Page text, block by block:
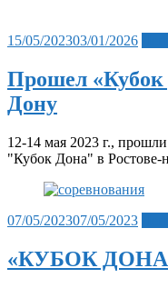
Posted
15/05/202303/01/2026
Прошел «Кубок
Дону
12-14 мая 2023 г.,
"Кубок Дона" в Ростове-
Posted
07/05/202307/05/2023
«КУБОК